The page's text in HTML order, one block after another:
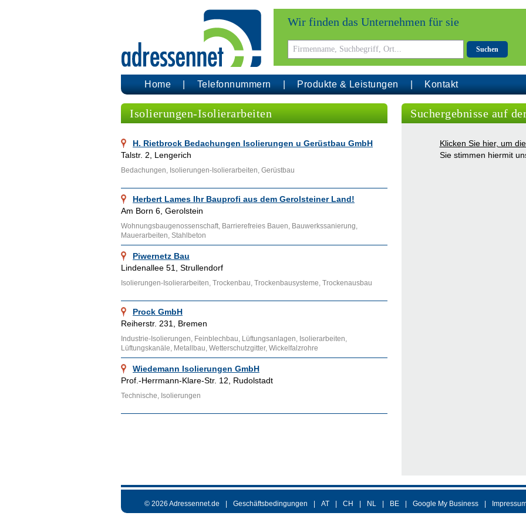
Wir finden das Unternehmen für sie
Suchen
Home Telefonnummern Produkte & Leistungen Kontakt
Isolierungen-Isolierarbeiten
H. Rietbrock Bedachungen Isolierungen u Gerüstbau GmbH
Talstr. 2, Lengerich
Bedachungen, Isolierungen-Isolierarbeiten, Gerüstbau
Herbert Lames Ihr Bauprofi aus dem Gerolsteiner Land!
Am Born 6, Gerolstein
Wohnungsbaugenossenschaft, Barrierefreies Bauen, Bauwerkssanierung,
Mauerarbeiten, Stahlbeton
Piwernetz Bau
Lindenallee 51, Strullendorf
Isolierungen-Isolierarbeiten, Trockenbau, Trockenbausysteme, Trockenausbau
Prock GmbH
Reiherstr. 231, Bremen
Industrie-Isolierungen, Feinblechbau, Lüftungsanlagen, Isolierarbeiten,
Lüftungskanäle, Metallbau, Wetterschutzgitter, Wickelfalzrohre
Wiedemann Isolierungen GmbH
Prof.-Herrmann-Klare-Str. 12, Rudolstadt
Technische, Isolierungen
Suchergebnisse auf
Klicken Sie hier, um
Sie stimmen hiermit
© 2026 Adressennet.de Geschäftsbedingungen AT CH NL BE Google My Business